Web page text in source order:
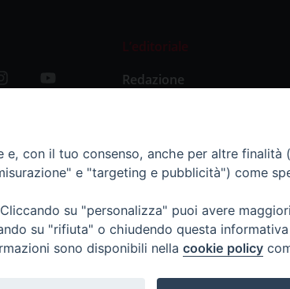
L’editoriale
Redazione
con il tuo consenso, anche per altre finalità
e "targeting e pubblicità") come
su "personalizza" puoi avere
su "rifiuta" o chiudendo questa
sono disponibili nella cookie policy